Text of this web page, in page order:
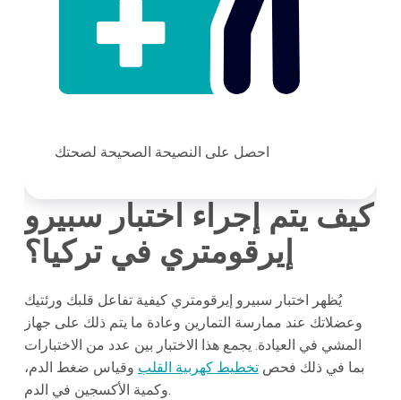
احصل على النصيحة الصحيحة لصحتك
كيف يتم إجراء اختبار سبيرو
إيرقومتري في تركيا؟
يُظهر اختبار سبيرو إيرقومتري كيفية تفاعل قلبك ورئتيك
وعضلاتك عند ممارسة التمارين وعادة ما يتم ذلك على جهاز
المشي في العيادة. يجمع هذا الاختبار بين عدد من الاختبارات
بما في ذلك فحصتخطيط كهربية القلب وقياس ضغط الدم،
وكمية الأكسجين في الدم.